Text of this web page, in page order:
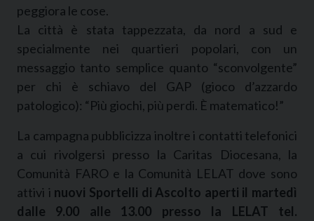
peggiora le cose.
La città è stata tappezzata, da nord a sud e
specialmente nei quartieri popolari, con un
messaggio tanto semplice quanto “sconvolgente”
per chi è schiavo del GAP (gioco d’azzardo
patologico): “Più giochi, più perdi. È matematico!”
La campagna pubblicizza inoltre i contatti telefonici
a cui rivolgersi presso la Caritas Diocesana, la
Comunità FARO e la Comunità LELAT dove sono
attivi i nuovi Sportelli di Ascolto aperti il martedì
dalle 9.00 alle 13.00 presso la LELAT tel.